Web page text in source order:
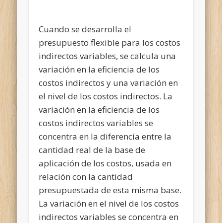
Cuando se desarrolla el
presupuesto flexible para los costos
indirectos variables, se calcula una
variación en la eficiencia de los
costos indirectos y una variación en
el nivel de los costos indirectos. La
variación en la eficiencia de los
costos indirectos variables se
concentra en la diferencia entre la
cantidad real de la base de
aplicación de los costos, usada en
relación con la cantidad
presupuestada de esta misma base.
La variación en el nivel de los costos
indirectos variables se concentra en